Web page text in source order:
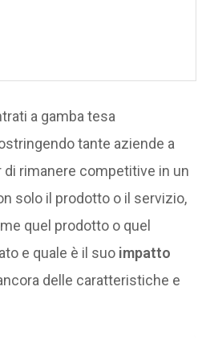
a gamba tesa
tante aziende a
di rimanere competitive in un
solo il prodotto o il servizio,
quel prodotto o quel
e quale è il suo impatto
delle caratteristiche e